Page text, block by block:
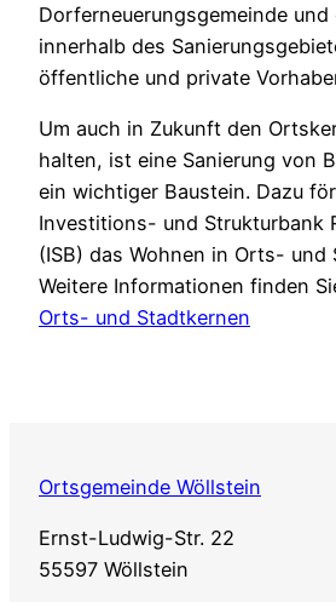
Dorferneuerungsgemeinde und
innerhalb des
öffentliche und private
Um auch in Zukunft den
halten, ist eine Sanierung von
ein wichtiger Baustein. Dazu
Investitions- und Strukturbank
(ISB) das Wohnen in Orts- und
Weitere Informationen finden
Orts- und Stadtkernen
Ortsgemeinde Wöllstein
Ernst-Ludwig-Str. 22
55597 Wöllstein